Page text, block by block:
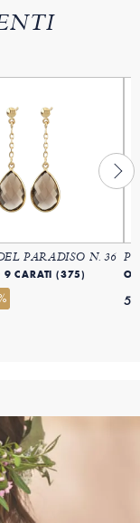
PARADISO N. 36
9 CARATI (375)